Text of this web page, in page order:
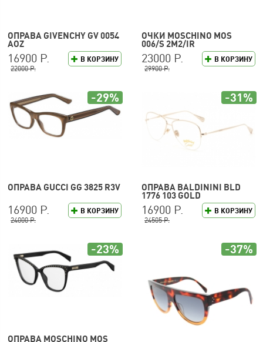
ОПРАВА GIVENCHY GV 0054
AOZ
В КОРЗИНУ
16900 Р.
22000 Р.
ОЧКИ MOSCHINO MOS
006/S 2M2/IR
В КОРЗИНУ
23000 Р.
29900 Р.
ОПРАВА GUCCI GG 3825 R3V
В КОРЗИНУ
16900 Р.
24000 Р.
-29%
ОПРАВА BALDININI BLD
1776 103 GOLD
В КОРЗИНУ
16900 Р.
24505 Р.
-31%
ОПРАВА MOSCHINO MOS
-23% -37%